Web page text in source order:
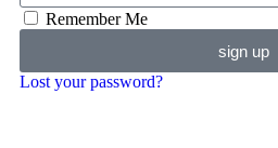
Remember Me
sign up
Lost your password?